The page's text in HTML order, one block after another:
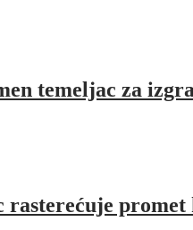
temeljac za